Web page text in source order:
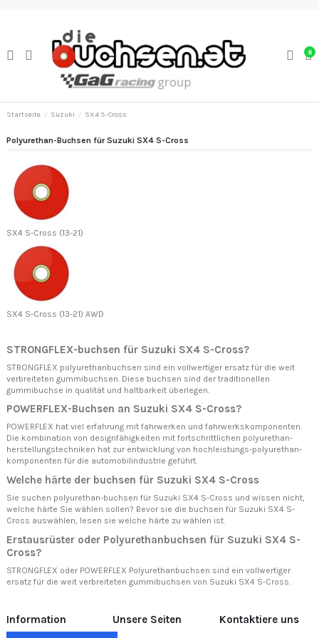
0
Startseite Suzuki SX4 S-Cross
Polyurethan-Buchsen für Suzuki SX4 S-Cross
SX4 S-Cross (13-21)
SX4 S-Cross (13-21) AWD
STRONGFLEX-buchsen für Suzuki SX4 S-Cross?
STRONGFLEX polyurethanbuchsen sind ein vollwertiger ersatz für die weit
verbreiteten gummibuchsen. Diese buchsen sind der traditionellen
gummibuchse in qualität und haltbarkeit überlegen.
POWERFLEX-Buchsen an Suzuki SX4 S-Cross?
POWERFLEX hat viel erfahrung mit fahrwerken und fahrwerkskomponenten.
Die kombination von designfähigkeiten mit fortschrittlichen polyurethan-
herstellungstechniken hat zur entwicklung von hochleistungs-polyurethan-
komponenten für die automobilindustrie geführt.
Welche härte der buchsen für Suzuki SX4 S-Cross
Sie suchen polyurethan-buchsen für Suzuki SX4 S-Cross und wissen nicht,
welche härte Sie wählen sollen? Bevor sie die buchsen für Suzuki SX4 S-
Cross auswählen, lesen sie welche härte zu wählen ist.
Erstausrüster oder Polyurethanbuchsen für Suzuki SX4 S-
Cross?
STRONGFLEX oder POWERFLEX Polyurethanbuchsen sind ein vollwertiger
ersatz für die weit verbreiteten gummibuchsen von Suzuki SX4 S-Cross.
Information Unsere Seiten Kontaktiere uns